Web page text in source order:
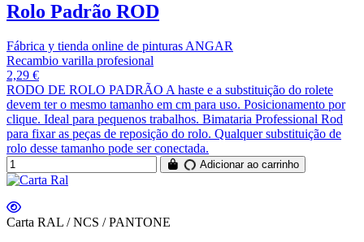
Rolo Padrão ROD
Fábrica y tienda online de pinturas ANGAR
Recambio varilla profesional
2,29 €
RODO DE ROLO PADRÃO A haste e a substituição do rolete
devem ter o mesmo tamanho em cm para uso. Posicionamento por
clique. Ideal para pequenos trabalhos. Bimataria Professional Rod
para fixar as peças de reposição do rolo. Qualquer substituição de
rolo desse tamanho pode ser conectada.
Adicionar ao carrinho
Carta RAL / NCS / PANTONE